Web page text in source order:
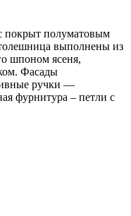
полуматовым
выполнены из
шпоном ясеня,
Фасады
ручки —
фурнитура – петли с